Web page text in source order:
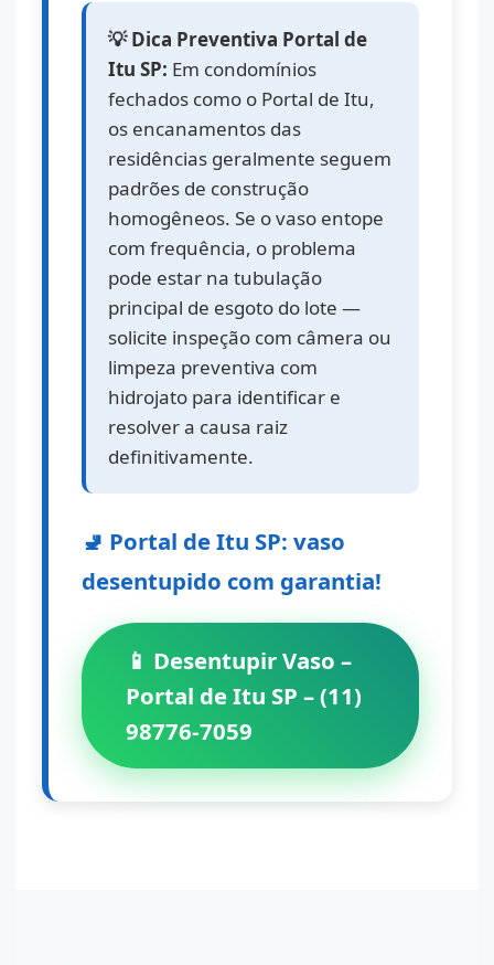
💡 Dica Preventiva Portal de
Itu SP: Em condomínios
fechados como o Portal de Itu,
os encanamentos das
residências geralmente seguem
padrões de construção
homogêneos. Se o vaso entope
com frequência, o problema
pode estar na tubulação
principal de esgoto do lote —
solicite inspeção com câmera ou
limpeza preventiva com
hidrojato para identificar e
resolver a causa raiz
definitivamente.
🚽 Portal de Itu SP: vaso
desentupido com garantia!
📱 Desentupir Vaso –
Portal de Itu SP – (11)
98776-7059